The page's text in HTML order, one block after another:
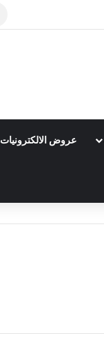
عروض الالكترونيات